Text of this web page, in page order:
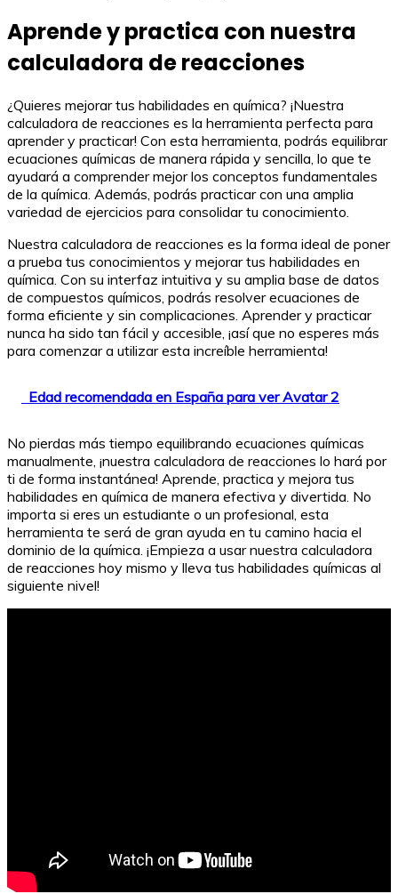
Aprende y practica con nuestra
calculadora de reacciones
¿Quieres mejorar tus habilidades en química? ¡Nuestra
calculadora de reacciones es la herramienta perfecta para
aprender y practicar! Con esta herramienta, podrás equilibrar
ecuaciones químicas de manera rápida y sencilla, lo que te
ayudará a comprender mejor los conceptos fundamentales
de la química. Además, podrás practicar con una amplia
variedad de ejercicios para consolidar tu conocimiento.
Nuestra calculadora de reacciones es la forma ideal de poner
a prueba tus conocimientos y mejorar tus habilidades en
química. Con su interfaz intuitiva y su amplia base de datos
de compuestos químicos, podrás resolver ecuaciones de
forma eficiente y sin complicaciones. Aprender y practicar
nunca ha sido tan fácil y accesible, ¡así que no esperes más
para comenzar a utilizar esta increíble herramienta!
Edad recomendada en España para ver Avatar 2
No pierdas más tiempo equilibrando ecuaciones químicas
manualmente, ¡nuestra calculadora de reacciones lo hará por
ti de forma instantánea! Aprende, practica y mejora tus
habilidades en química de manera efectiva y divertida. No
importa si eres un estudiante o un profesional, esta
herramienta te será de gran ayuda en tu camino hacia el
dominio de la química. ¡Empieza a usar nuestra calculadora
de reacciones hoy mismo y lleva tus habilidades químicas al
siguiente nivel!